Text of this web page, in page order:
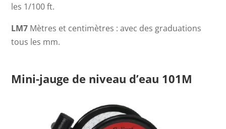
les 1/100 ft.
LM7 Mètres et centimètres : avec des graduations
tous les mm.
Mini-jauge de niveau d’eau 101M